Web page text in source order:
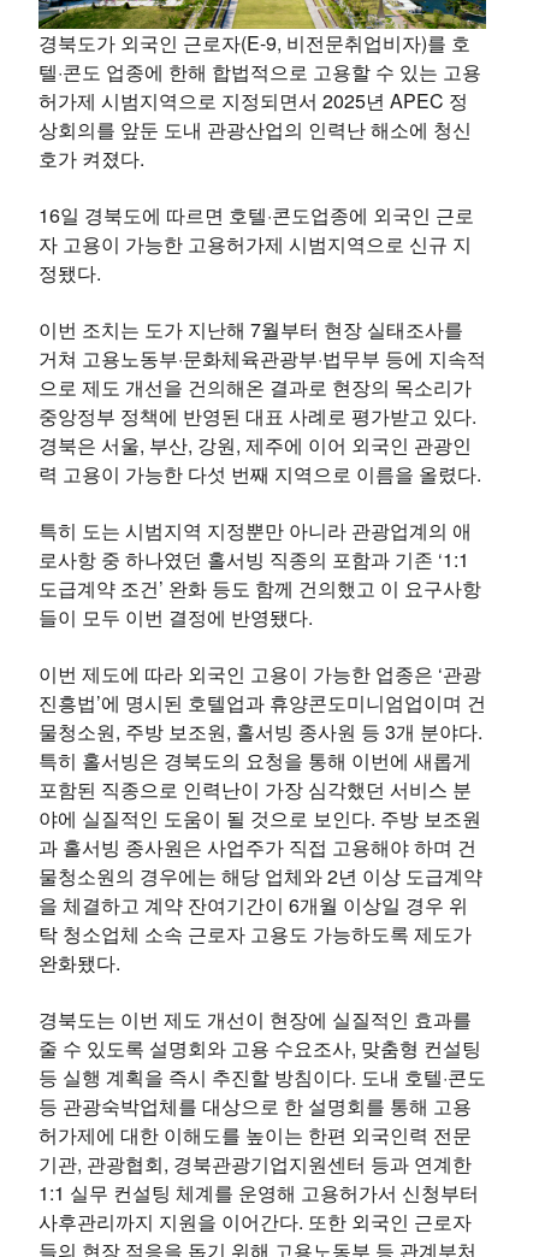
경북도가 외국인 근로자(E-9, 비전문취업비자)를 호
텔·콘도 업종에 한해 합법적으로 고용할 수 있는 고용
허가제 시범지역으로 지정되면서 2025년 APEC 정
상회의를 앞둔 도내 관광산업의 인력난 해소에 청신
호가 켜졌다.
16일 경북도에 따르면 호텔·콘도업종에 외국인 근로
자 고용이 가능한 고용허가제 시범지역으로 신규 지
정됐다.
이번 조치는 도가 지난해 7월부터 현장 실태조사를
거쳐 고용노동부·문화체육관광부·법무부 등에 지속적
으로 제도 개선을 건의해온 결과로 현장의 목소리가
중앙정부 정책에 반영된 대표 사례로 평가받고 있다.
경북은 서울, 부산, 강원, 제주에 이어 외국인 관광인
력 고용이 가능한 다섯 번째 지역으로 이름을 올렸다.
특히 도는 시범지역 지정뿐만 아니라 관광업계의 애
로사항 중 하나였던 홀서빙 직종의 포함과 기존 ‘1:1
도급계약 조건’ 완화 등도 함께 건의했고 이 요구사항
들이 모두 이번 결정에 반영됐다.
이번 제도에 따라 외국인 고용이 가능한 업종은 ‘관광
진흥법’에 명시된 호텔업과 휴양콘도미니엄업이며 건
물청소원, 주방 보조원, 홀서빙 종사원 등 3개 분야다.
특히 홀서빙은 경북도의 요청을 통해 이번에 새롭게
포함된 직종으로 인력난이 가장 심각했던 서비스 분
야에 실질적인 도움이 될 것으로 보인다. 주방 보조원
과 홀서빙 종사원은 사업주가 직접 고용해야 하며 건
물청소원의 경우에는 해당 업체와 2년 이상 도급계약
을 체결하고 계약 잔여기간이 6개월 이상일 경우 위
탁 청소업체 소속 근로자 고용도 가능하도록 제도가
완화됐다.
경북도는 이번 제도 개선이 현장에 실질적인 효과를
줄 수 있도록 설명회와 고용 수요조사, 맞춤형 컨설팅
등 실행 계획을 즉시 추진할 방침이다. 도내 호텔·콘도
등 관광숙박업체를 대상으로 한 설명회를 통해 고용
허가제에 대한 이해도를 높이는 한편 외국인력 전문
기관, 관광협회, 경북관광기업지원센터 등과 연계한
1:1 실무 컨설팅 체계를 운영해 고용허가서 신청부터
사후관리까지 지원을 이어간다. 또한 외국인 근로자
들의 현장 적응을 돕기 위해 고용노동부 등 관계부처